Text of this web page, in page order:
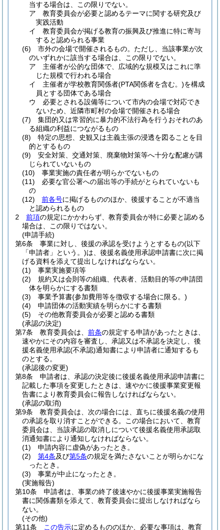
当する場合は、この限りでない。
ア
教育委員会が必要と認めるテーマに関する研究及び
実践活動
イ
教育委員会が掲げる教育の振興及び推進に特に寄与
すると認められる事業
(6)
市外の会場で開催されるもの。 ただし、当該事業が次
のいずれかに該当する場合は、この限りでない。
ア
主催者が公的な団体で、広域的な規模又はこれに準
じた規模で行われる場合
イ
主催者が学校教育関係者(PTA関係者を含む。)を構成
員とする団体である場合
ウ
必要とされる設備等について市内の会場で対応でき
ないため、近隣市町村の会場で開催される場合
(7)
集団的又は常習的に暴力的不法行為を行うおそれのあ
る組織の利益につながるもの
(8)
特定の思想、史観又は主義主張の浸透を図ることを目
的とするもの
(9)
安全対策、交通対策、廃棄物対策等へ十分な配慮が講
じられていないもの
(10)
事業実施の責任者が明らかでないもの
(11)
必要な官公署への届出等の手続がとられていないも
の
(12)
前各号に掲げるもののほか、後援することが不適当
と認められるもの
2
前項の規定にかかわらず、教育委員会が特に必要と認める
場合は、この限りではない。
(申請手続)
第6条
事業に対し、後援の承認を受けようとするもの(以下
「申請者」という。)は、後援名義使用承認申請書に次に掲
げる資料を添えて提出しなければならない。
(1)
事業実施要項等
(2)
規約又は会則等の組織、代表者、活動目的等の申請団
体を明らかにする書類
(3)
事業予算書(参加費用等を徴収する場合に限る。)
(4)
申請団体の活動実績を明らかにする書類
(5)
その他教育委員会が必要と認める書類
(承認の決定)
第7条
教育委員会は、 前条の規定する申請があったときは、
速やかにその内容を審査し、承認又は不承認を決定し、後
援名義使用承認(不承認)通知書により申請者に通知するも
のとする。
(承認後の変更)
第8条
申請者は、承認の決定後に後援名義使用承認申請書に
記載した事項を変更したときは、速やかに後援事業変更報
告書により教育委員会に報告しなければならない。
(承認の取消)
第9条
教育委員会は、次の場合には、直ちに後援名義の使用
の承認を取り消すことができる。
この場合において、教育
委員会は、当該承認の取消しについて後援名義使用承認取
消通知書により通知しなければならない。
(1)
申請内容に虚偽があったとき。
(2)
第4条及び第5条の規定を満たさないことが明らかにな
ったとき。
(3)
事業が中止になったとき。
(実施報告)
第10条
申請者は、事業の終了後速やかに後援事業実施報告
書に関係書類を添えて、教育委員会に提出しなければなら
ない。
(その他)
第11条
この告示に定めるもののほか、必要な事項は、教育